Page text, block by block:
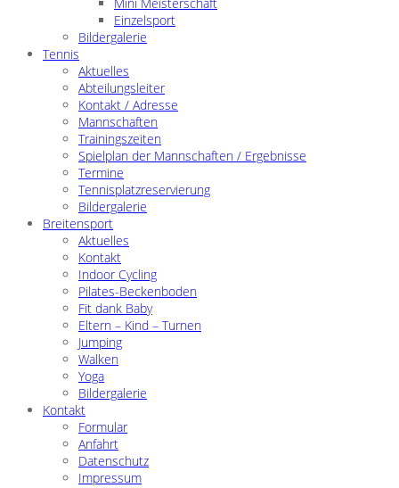
Einzelsport
Bildergalerie
Tennis
Aktuelles
Abteilungsleiter
Kontakt / Adresse
Mannschaften
Trainingszeiten
Spielplan der Mannschaften / Ergebnisse
Termine
Tennisplatzreservierung
Bildergalerie
Breitensport
Aktuelles
Kontakt
Indoor Cycling
Pilates-Beckenboden
Fit dank Baby
Eltern – Kind – Turnen
Jumping
Walken
Yoga
Bildergalerie
Kontakt
Formular
Anfahrt
Datenschutz
Impressum